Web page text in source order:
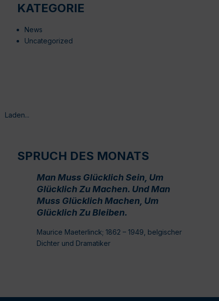
KATEGORIE
News
Uncategorized
Laden...
SPRUCH DES MONATS
Man Muss Glücklich Sein, Um
Glücklich Zu Machen. Und Man
Muss Glücklich Machen, Um
Glücklich Zu Bleiben.
Maurice Maeterlinck; 1862 – 1949, belgischer
Dichter und Dramatiker